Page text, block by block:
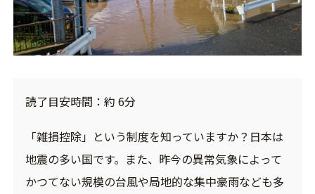
読了目安時間：約 6分
「雑損控除」という制度を知っていますか？日本は
地震の多い国です。また、昨今の異常気象によって
かつてない規模の台風や局地的な集中豪雨なども多